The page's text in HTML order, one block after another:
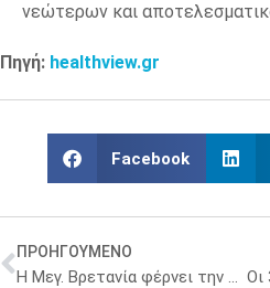
νεώτερων και
Πηγή: healthview.gr
Facebook
ΠΡΟΗΓΟΥΜΕΝΟ
Η Μεγ. Βρετανία φέρνει την περίθαλψη σε κάθε γειτονιά